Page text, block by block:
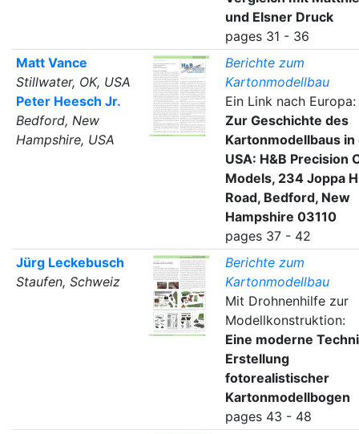
und Elsner Druck
pages 31 - 36
Matt Vance
Stillwater, OK, USA
Peter Heesch Jr.
Bedford, New
Hampshire, USA
Berichte zum
Kartonmodellbau
Ein Link nach Europa:
Zur Geschichte des
Kartonmodellbaus in
USA: H&B Precision
Models, 234 Joppa
Road, Bedford, New
Hampshire 03110
pages 37 - 42
Jürg Leckebusch
Staufen, Schweiz
Berichte zum
Kartonmodellbau
Mit Drohnenhilfe zur
Modellkonstruktion:
Eine moderne
Erstellung
fotorealistischer
Kartonmodellbogen
pages 43 - 48